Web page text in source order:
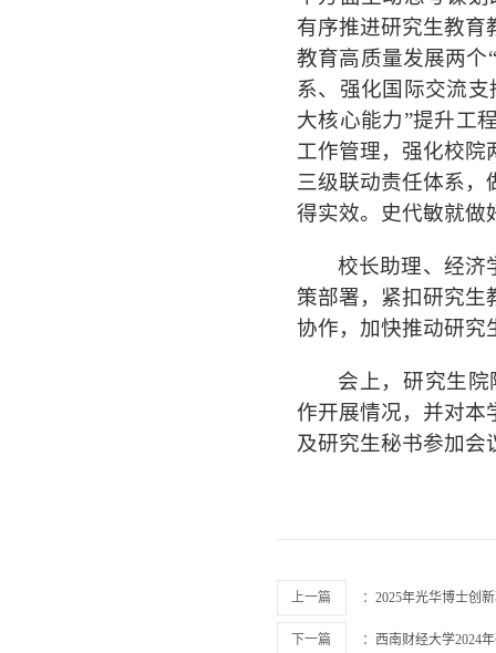
有序推进研究生教育
教育高质量发展两个
系、强化国际交流
大核心能力”提升工
工作管理，强化校
三级联动责任体系
得实效。史代敏就做
校长助理、经济
策部署，紧扣研究生
协作，加快推动研究
会上，研究生
作开展情况，并对本
及研究生秘书参加会
上一篇 ： 2025年光华博士创
下一篇 ： 西南财经大学2024